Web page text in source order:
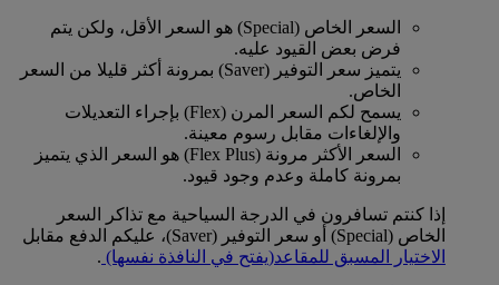
السعر الخاص (Special) هو السعر الأقل، ولكن يتم
فرض بعض القيود عليه.
يتميز سعر التوفير (Saver) بمرونة أكثر قليلا من السعر
الخاص.
يسمح لكم السعر المرن (Flex) بإجراء التعديلات
والإلغاءات مقابل رسوم معينة.
السعر الأكثر مرونة (Flex Plus) هو السعر الذي يتميز
بمرونة كاملة وعدم وجود قيود.
إذا كنتم تسافرون في الدرجة السياحية مع تذاكر السعر
الخاص (Special) أو سعر التوفير (Saver)، عليكم الدفع مقابل
الاختيار المسبق للمقاعد(يفتح في النافذة نفسها) .